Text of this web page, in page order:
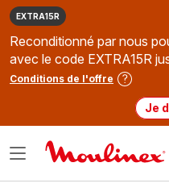
EXTRA15R
Reconditionné par nous
avec le code EXTRA15R
Conditions de l'offre
Je
Ouvrir